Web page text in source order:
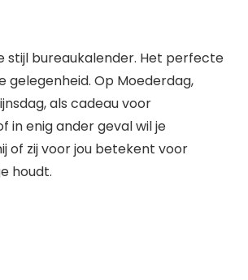
stijl bureaukalender. Het perfecte
gelegenheid. Op Moederdag,
als cadeau voor
in enig ander geval wil je
of zij voor jou betekent voor
houdt.